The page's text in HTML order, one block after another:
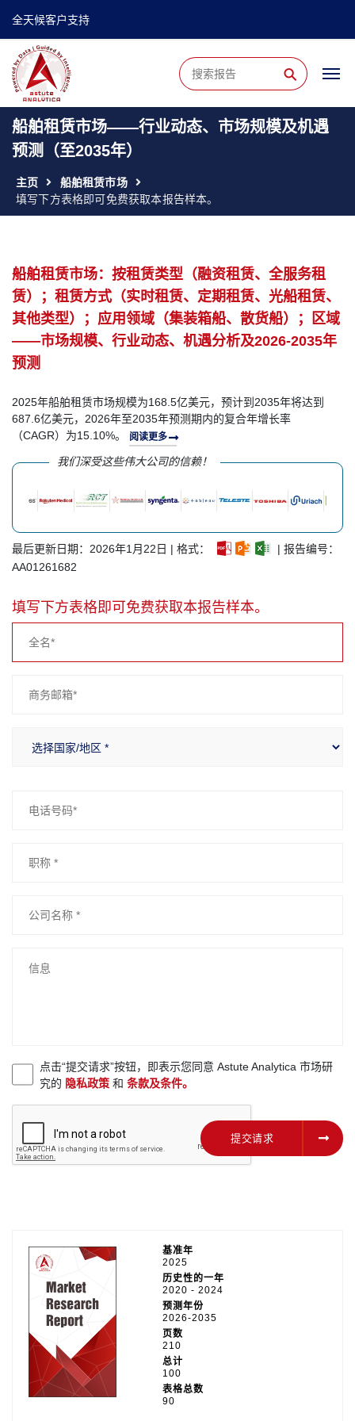
全天候客户支持
⚲
船舶租赁市场——行业动态、市场规模及机遇
预测（至2035年）
主页
船舶租赁市场
填写下方表格即可免费获取本报告样本。
船舶租赁市场：按租赁类型（融资租赁、全服务租
赁）；租赁方式（实时租赁、定期租赁、光船租赁、
其他类型）；应用领域（集装箱船、散货船）；区域
——市场规模、行业动态、机遇分析及2026-2035年
预测
2025年船舶租赁市场规模为168.5亿美元，预计到2035年将达到
687.6亿美元，2026年至2035年预测期内的复合年增长率
（CAGR）为15.10%。
阅读更多
我们深受这些伟大公司的信赖！
最后更新日期：2026年1月22日 | 格式：
| 报告编号：
AA01261682
填写下方表格即可免费获取本报告样本。
点击“提交请求”按钮，即表示您同意 Astute Analytica 市场研
究的 隐私政策 和条款及条件。
提交请求
基准年
2025
历史性的一年
2020 - 2024
预测年份
2026-2035
页数
210
总计
100
表格总数
90